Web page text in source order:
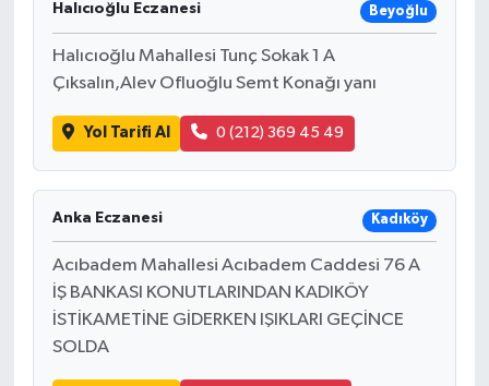
Halıcıoğlu Eczanesi Beyoğlu
Halıcıoğlu Mahallesi Tunç Sokak 1 A
Çıksalın,Alev Ofluoğlu Semt Konağı yanı
Yol Tarifi Al 0 (212) 369 45 49
Anka Eczanesi Kadıköy
Acıbadem Mahallesi Acıbadem Caddesi 76 A
İŞ BANKASI KONUTLARINDAN KADIKÖY
İSTİKAMETİNE GİDERKEN IŞIKLARI GEÇİNCE
SOLDA